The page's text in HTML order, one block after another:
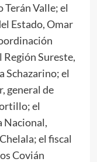
Terán Valle; el
Estado, Omar
Sureste,
Schazarino; el
general de
el
Nacional,
el fiscal
Covián